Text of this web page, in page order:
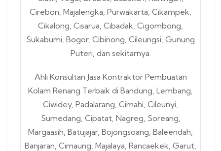
Ahli Konsultan Jasa Kontraktor Pembuatan
Kolam Renang Terbaik di Bandung, Lembang,
Ciwidey, Padalarang, Cimahi, Cileunyi,
Sumedang, Cipatat, Nagreg, Soreang,
Margaasih, Batujajar, Bojongsoang, Baleendah,
Banjaran, Cimaung, Majalaya, Rancaekek, Garut,